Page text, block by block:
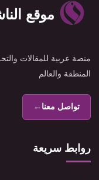
موقع
منصة عربية للمقالات
المنطقة والعالم
تواصل معنا←
روابط سريعة